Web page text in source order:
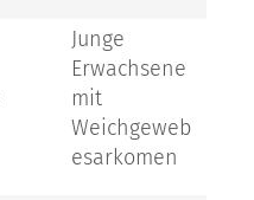
Junge
Erwachsene
mit
Weichgeweb
esarkomen